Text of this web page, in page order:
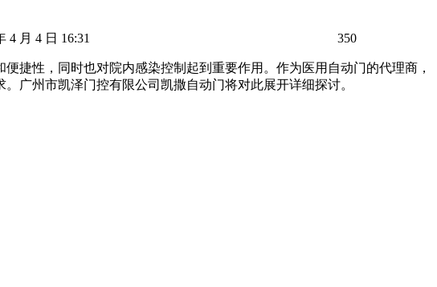
4 月 4 日 16:31 350
捷性，同时也对院内感染控制起到重要作用。作为医用自动门的代理商，
。广州市凯泽门控有限公司凯撒自动门将对此展开详细探讨。